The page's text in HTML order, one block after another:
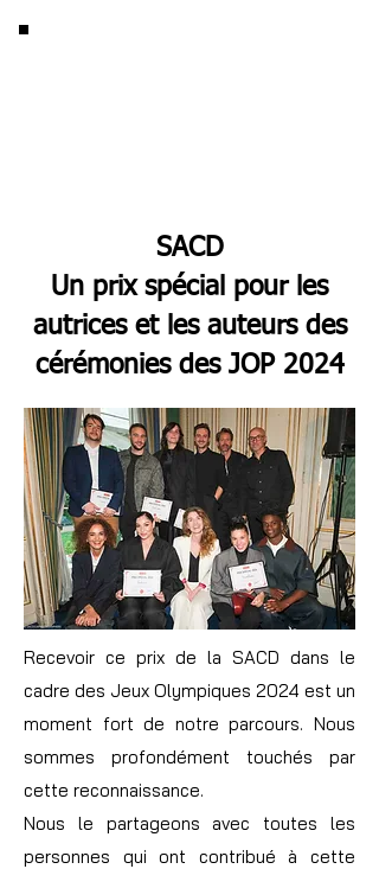
SACD
Un prix spécial pour les
autrices et les auteurs des
cérémonies des JOP 2024
Recevoir ce prix de la SACD dans le
cadre des Jeux Olympiques 2024 est un
moment fort de notre parcours. Nous
sommes profondément touchés par
cette reconnaissance.
Nous le partageons avec toutes les
personnes qui ont contribué à cette